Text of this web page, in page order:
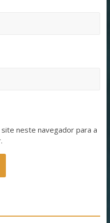
neste navegador para a